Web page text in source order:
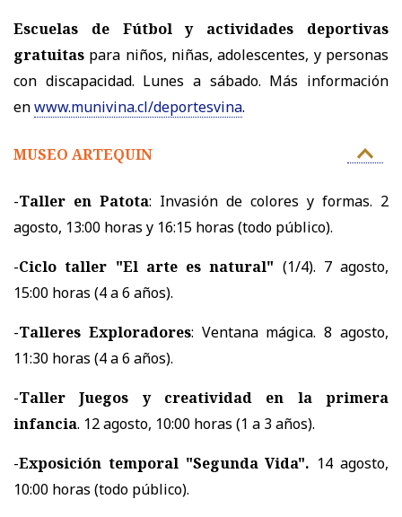
Escuelas de Fútbol y actividades deportivas
gratuitas para niños, niñas, adolescentes, y personas
con discapacidad. Lunes a sábado. Más información
enwww.munivina.cl/deportesvina.
MUSEO ARTEQUIN
-Taller en Patota: Invasión de colores y formas. 2
agosto, 13:00 horas y 16:15 horas (todo público).
-Ciclo taller "El arte es natural" (1/4). 7 agosto,
15:00 horas (4 a 6 años).
-Talleres Exploradores: Ventana mágica. 8 agosto,
11:30 horas (4 a 6 años).
-Taller Juegos y creatividad en la primera
infancia. 12 agosto, 10:00 horas (1 a 3 años).
-Exposición temporal "Segunda Vida". 14 agosto,
10:00 horas (todo público).